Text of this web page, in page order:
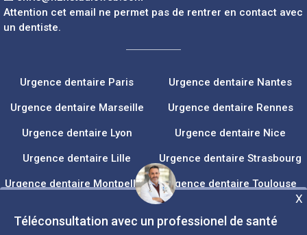
Téléconsultation avec un professionel de santé
X
Attention cet email ne permet pas de rentrer en contact avec
un dentiste.
Urgence dentaire Paris
Urgence dentaire Marseille
Urgence dentaire Lyon
Urgence dentaire Lille
Urgence dentaire Montpellier
Urgence dentaire Nantes
Urgence dentaire Rennes
Urgence dentaire Nice
Urgence dentaire Strasbourg
Urgence dentaire Toulouse